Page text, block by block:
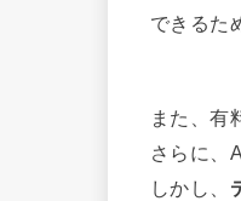
できるた
また、有
さらに、
しかし、